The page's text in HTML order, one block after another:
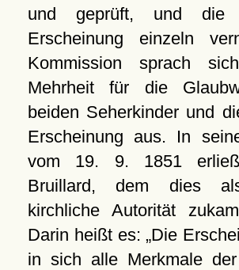
und geprüft, und die
Erscheinung einzeln
Kommission sprach
Mehrheit für die
beiden Seherkinder und
Erscheinung aus. In
vom 19. 9. 1851
Bruillard, dem dies
kirchliche Autorität
Darin heißt es: Die
in sich alle Merkmale